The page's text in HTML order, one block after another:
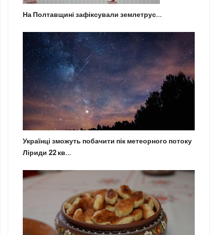
На Полтавщині зафіксували землетрус...
Українці зможуть побачити пік метеорного потоку
Ліриди 22 кв...